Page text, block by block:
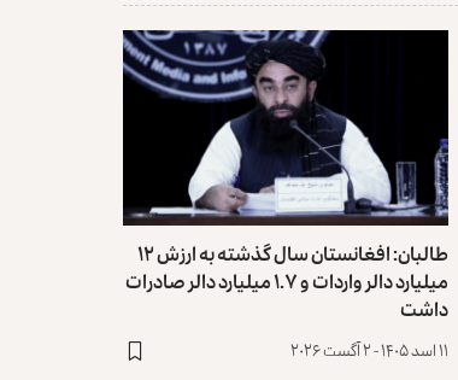
طالبان: افغانستان سال گذشته به ارزش ۱۲
میلیارد دالر واردات و ۱.۷ میلیارد دالر صادرات
داشت
۱۱ اسد ۱۴۰۵ - ۲ آگست ۲۰۲۶